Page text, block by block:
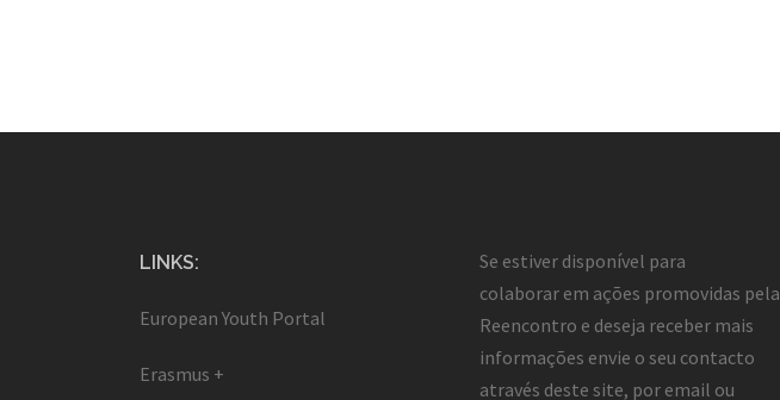
LINKS:
European Youth Portal
Erasmus +
Se estiver disponível para
colaborar em ações promovidas pela
Reencontro e deseja receber mais
informações envie o seu contacto
através deste site, por email ou